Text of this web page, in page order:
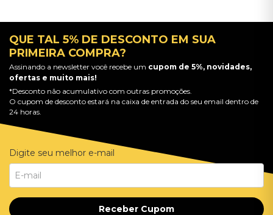
QUE TAL 5% DE DESCONTO EM SUA
PRIMEIRA COMPRA?
Assinando a newsletter você recebe um cupom de 5%, novidades,
ofertas e muito mais!
*Desconto não acumulativo com outras promoções.
O cupom de desconto estará na caixa de entrada do seu email dentro de
24 horas.
Digite seu melhor e-mail
Receber Cupom